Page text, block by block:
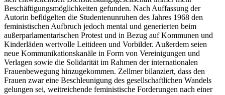
Beschäftigungsmöglichkeiten gefunden. Nach Auffassung der
Autorin beflügelten die Studentenunruhen des Jahres 1968 den
feministischen Aufbruch jedoch mental und generierten beim
außerparlamentarischen Protest und in Bezug auf Kommunen und
Kinderläden wertvolle Leitideen und Vorbilder. Außerdem seien
neue Kommunikationskanäle in Form von Vereinigungen und
Verlagen sowie die Solidarität im Rahmen der internationalen
Frauenbewegung hinzugekommen. Zellmer bilanziert, dass den
Frauen zwar eine Beschleunigung des gesellschaftlichen Wandels
gelungen sei, weitreichende feministische Forderungen nach einer